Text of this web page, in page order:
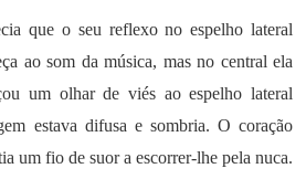
que o seu reflexo no espelho lateral
ao som da música, mas no central ela
um olhar de viés ao espelho lateral
estava difusa e sombria. O coração
um fio de suor a escorrer-lhe pela nuca.